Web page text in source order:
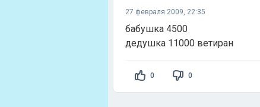
27 февраля 2009, 22:35
бабушка 4500
дедушка 11000 ветиран
0 0